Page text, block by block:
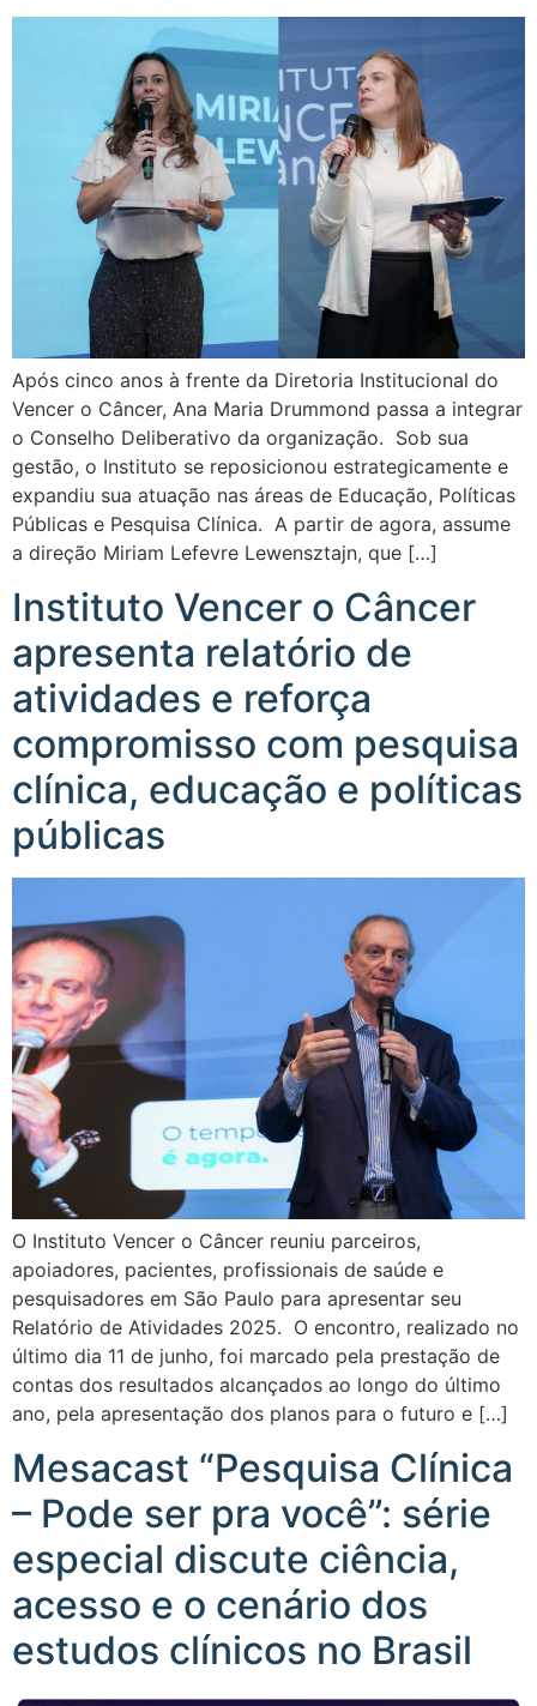
Após cinco anos à frente da Diretoria Institucional do
Vencer o Câncer, Ana Maria Drummond passa a integrar
o Conselho Deliberativo da organização. Sob sua
gestão, o Instituto se reposicionou estrategicamente e
expandiu sua atuação nas áreas de Educação, Políticas
Públicas e Pesquisa Clínica. A partir de agora, assume
a direção Miriam Lefevre Lewensztajn, que […]
Instituto Vencer o Câncer
apresenta relatório de
atividades e reforça
compromisso com pesquisa
clínica, educação e políticas
públicas
O Instituto Vencer o Câncer reuniu parceiros,
apoiadores, pacientes, profissionais de saúde e
pesquisadores em São Paulo para apresentar seu
Relatório de Atividades 2025. O encontro, realizado no
último dia 11 de junho, foi marcado pela prestação de
contas dos resultados alcançados ao longo do último
ano, pela apresentação dos planos para o futuro e […]
Mesacast “Pesquisa Clínica
– Pode ser pra você”: série
especial discute ciência,
acesso e o cenário dos
estudos clínicos no Brasil